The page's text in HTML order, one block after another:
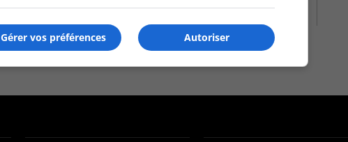
Autoriser
Gérer vos préférences